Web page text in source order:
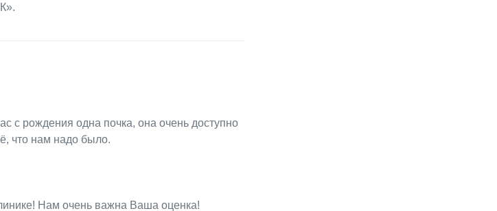
с рождения одна почка, она очень доступно
что нам надо было.
Нам очень важна Ваша оценка!